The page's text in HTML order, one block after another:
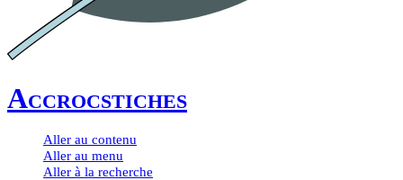
Accrocstiches
Aller au contenu
Aller au menu
Aller à la recherche